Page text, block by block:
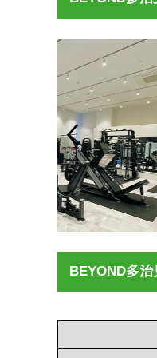
BEYOND多